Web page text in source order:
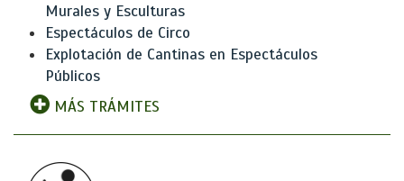
Murales y Esculturas
Espectáculos de Circo
Explotación de Cantinas en Espectáculos
Públicos
MÁS TRÁMITES